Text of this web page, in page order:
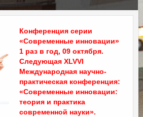
Конференция серии
«Современные инновации»
1 раз в год, 09 октября.
Следующая XLVVI
Международная научно-
практическая конференция:
«Современные инновации:
теория и практика
современной науки».